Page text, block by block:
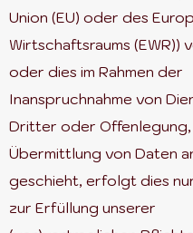
Union (EU) oder des
Wirtschaftsraums (EWR))
oder dies im Rahmen der
Inanspruchnahme von
Dritter oder Offenlegung,
Übermittlung von Daten
geschieht, erfolgt dies
zur Erfüllung unserer